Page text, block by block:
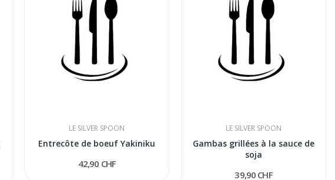
LE SILVER SPOON
Entrecôte de boeuf Yakiniku
42,90 CHF
LE SILVER SPOON
Gambas grillées à la sauce de
soja
39,90 CHF